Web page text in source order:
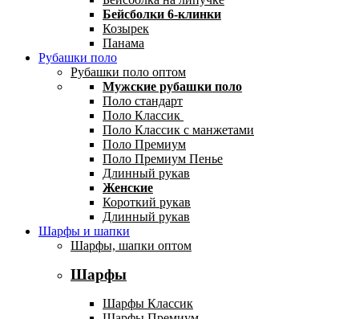
Бейсболки 6-клинки
Козырек
Панама
Рубашки поло
Рубашки поло оптом
Мужские рубашки поло
Поло стандарт
Поло Классик
Поло Классик с манжетами
Поло Премиум
Поло Премиум Пенье
Длинный рукав
Женские
Короткий рукав
Длинный рукав
Шарфы и шапки
Шарфы, шапки оптом
Шарфы
Шарфы Классик